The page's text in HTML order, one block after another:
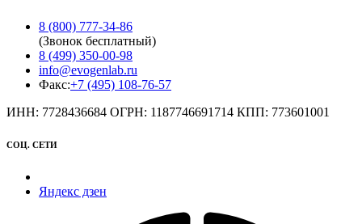
8 (800) 777-34-86
(Звонок бесплатный)
8 (499) 350-00-98
info@evogenlab.ru
Факс:+7 (495) 108-76-57
ИНН: 7728436684 ОГРН: 1187746691714 КПП: 773601001
СОЦ. СЕТИ
Яндекс дзен